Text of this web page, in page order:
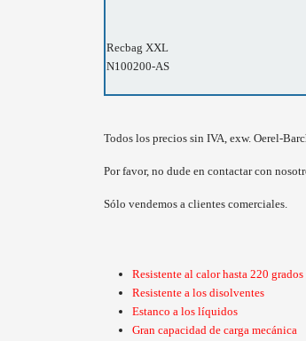
Recbag XXL
N100200-AS
Todos los precios sin IVA, exw. Oerel-
Por favor, no dude en contactar con
Sólo vendemos a clientes comerciales.
Resistente al calor hasta 220
Resistente a los disolventes
Estanco a los líquidos
Gran capacidad de carga mecánica